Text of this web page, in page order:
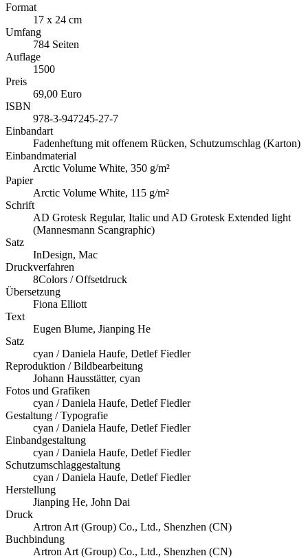
Format
17 x 24 cm
Umfang
784 Seiten
Auflage
1500
Preis
69,00 Euro
ISBN
978-3-947245-27-7
Einbandart
Fadenheftung mit offenem Rücken, Schutzumschlag (Karton)
Einbandmaterial
Arctic Volume White, 350 g/m²
Papier
Arctic Volume White, 115 g/m²
Schrift
AD Grotesk Regular, Italic und AD Grotesk Extended light
(Mannesmann Scangraphic)
Satz
InDesign, Mac
Druckverfahren
8Colors / Offsetdruck
Übersetzung
Fiona Elliott
Text
Eugen Blume, Jianping He
Satz
cyan / Daniela Haufe, Detlef Fiedler
Reproduktion / Bildbearbeitung
Johann Hausstätter, cyan
Fotos und Grafiken
cyan / Daniela Haufe, Detlef Fiedler
Gestaltung / Typografie
cyan / Daniela Haufe, Detlef Fiedler
Einbandgestaltung
cyan / Daniela Haufe, Detlef Fiedler
Schutzumschlaggestaltung
cyan / Daniela Haufe, Detlef Fiedler
Herstellung
Jianping He, John Dai
Druck
Artron Art (Group) Co., Ltd., Shenzhen (CN)
Buchbindung
Artron Art (Group) Co., Ltd., Shenzhen (CN)